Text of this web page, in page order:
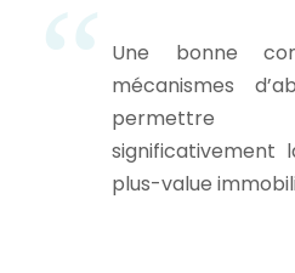
Une bonne
mécanismes
permettre
significativement
plus-value